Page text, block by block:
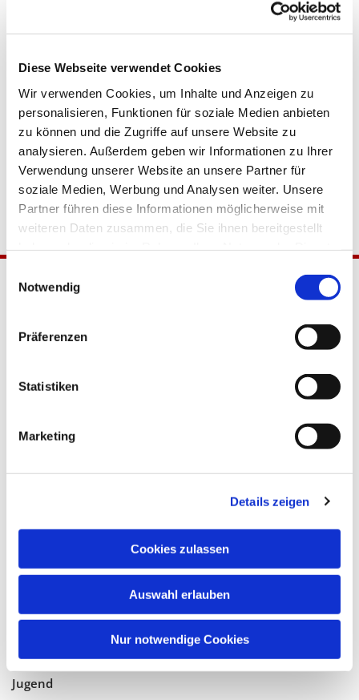
Diese Webseite verwendet Cookies
Wir verwenden Cookies, um Inhalte und Anzeigen zu
personalisieren, Funktionen für soziale Medien anbieten
zu können und die Zugriffe auf unsere Website zu
analysieren. Außerdem geben wir Informationen zu Ihrer
Verwendung unserer Website an unsere Partner für
soziale Medien, Werbung und Analysen weiter. Unsere
Partner führen diese Informationen möglicherweise mit
weiteren Daten zusammen, die Sie ihnen bereitgestellt
Notwendig
Präferenzen
Statistiken
Marketing
Details zeigen
Cookies zulassen
Auswahl erlauben
Nur notwendige Cookies
Tempelhof-Buckow
Gottesdienste
Taufe, Kommunion & Trauung
Pfarreileben
Jugend